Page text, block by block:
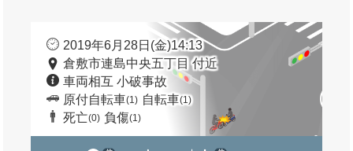
2019年6月28日(金)14:13
倉敷市連島中央五丁目 付近
車両相互 小破事故
原付自転車(1) 自転車(1)
死亡(0) 負傷(1)